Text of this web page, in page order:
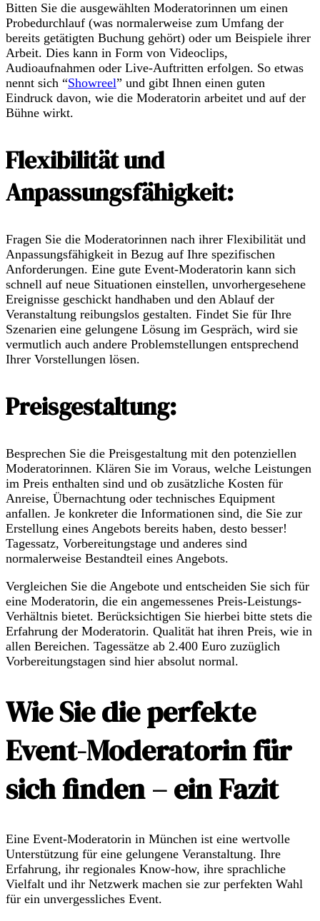
Bitten Sie die ausgewählten Moderatorinnen um einen
Probedurchlauf (was normalerweise zum Umfang der
bereits getätigten Buchung gehört) oder um Beispiele ihrer
Arbeit. Dies kann in Form von Videoclips,
Audioaufnahmen oder Live-Auftritten erfolgen. So etwas
nennt sich “Showreel” und gibt Ihnen einen guten
Eindruck davon, wie die Moderatorin arbeitet und auf der
Bühne wirkt.
Flexibilität und
Anpassungsfähigkeit:
Fragen Sie die Moderatorinnen nach ihrer Flexibilität und
Anpassungsfähigkeit in Bezug auf Ihre spezifischen
Anforderungen. Eine gute Event-Moderatorin kann sich
schnell auf neue Situationen einstellen, unvorhergesehene
Ereignisse geschickt handhaben und den Ablauf der
Veranstaltung reibungslos gestalten. Findet Sie für Ihre
Szenarien eine gelungene Lösung im Gespräch, wird sie
vermutlich auch andere Problemstellungen entsprechend
Ihrer Vorstellungen lösen.
Preisgestaltung:
Besprechen Sie die Preisgestaltung mit den potenziellen
Moderatorinnen. Klären Sie im Voraus, welche Leistungen
im Preis enthalten sind und ob zusätzliche Kosten für
Anreise, Übernachtung oder technisches Equipment
anfallen. Je konkreter die Informationen sind, die Sie zur
Erstellung eines Angebots bereits haben, desto besser!
Tagessatz, Vorbereitungstage und anderes sind
normalerweise Bestandteil eines Angebots.
Vergleichen Sie die Angebote und entscheiden Sie sich für
eine Moderatorin, die ein angemessenes Preis-Leistungs-
Verhältnis bietet. Berücksichtigen Sie hierbei bitte stets die
Erfahrung der Moderatorin. Qualität hat ihren Preis, wie in
allen Bereichen. Tagessätze ab 2.400 Euro zuzüglich
Vorbereitungstagen sind hier absolut normal.
Wie Sie die perfekte
Event-Moderatorin für
sich finden – ein Fazit
Eine Event-Moderatorin in München ist eine wertvolle
Unterstützung für eine gelungene Veranstaltung. Ihre
Erfahrung, ihr regionales Know-how, ihre sprachliche
Vielfalt und ihr Netzwerk machen sie zur perfekten Wahl
für ein unvergessliches Event.